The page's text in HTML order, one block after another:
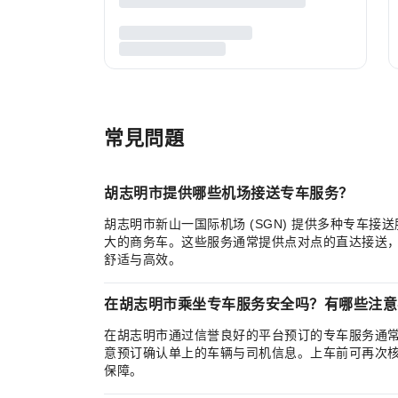
常見問題
胡志明市提供哪些机场接送专车服务？
胡志明市新山一国际机场 (SGN) 提供多种专车接
大的商务车。这些服务通常提供点对点的直达接送
舒适与高效。
在胡志明市乘坐专车服务安全吗？有哪些注
在胡志明市通过信誉良好的平台预订的专车服务通
意预订确认单上的车辆与司机信息。上车前可再次
保障。